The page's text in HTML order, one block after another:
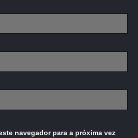
navegador para a próxima vez